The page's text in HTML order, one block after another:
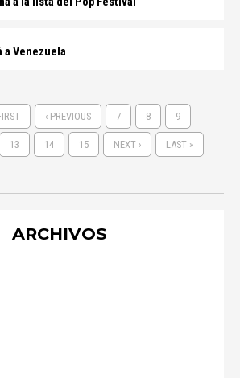
a Venezuela
‹ PREVIOUS 7 8 9
13 14 15 NEXT › LAST »
ARCHIVOS